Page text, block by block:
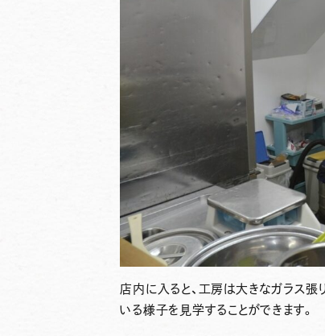
店内に入ると、工房は大きなガラス張
いる様子を見学することができます。